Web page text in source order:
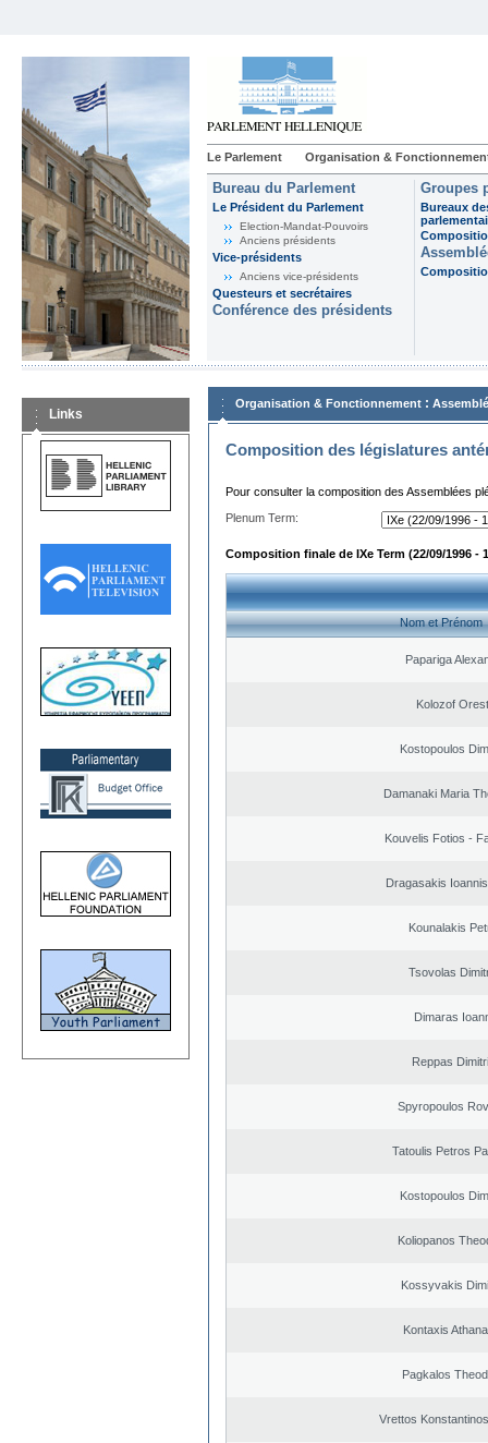
Le Parlement Organisation &
Bureau du Parlement
Le Président du Parlement
Election-Mandat-Pouvoirs
Anciens présidents
Vice-présidents
Anciens vice-présidents
Questeurs et secrétaires
Conférence des présidents
Groupes
Bureaux
Links
Organisation & Fonctionnement :
Composition des législatures
Pour consulter la composition des Assemblées
Plenum Term:
Composition finale de IXe Term (22/09/1996 -
Nom et Prénom
Papariga
Kolozof
Kostopoulos
Damanaki Maria
Kouvelis Fotios -
Dragasakis
Kounalakis
Tsovolas
Dimaras
Reppas
Spyropoulos
Tatoulis Petros
Kostopoulos
Koliopanos
Kossyvakis
Kontaxis
Pagkalos
Vrettos